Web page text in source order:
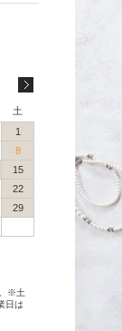
土
1
8
15
22
29
※土
日は